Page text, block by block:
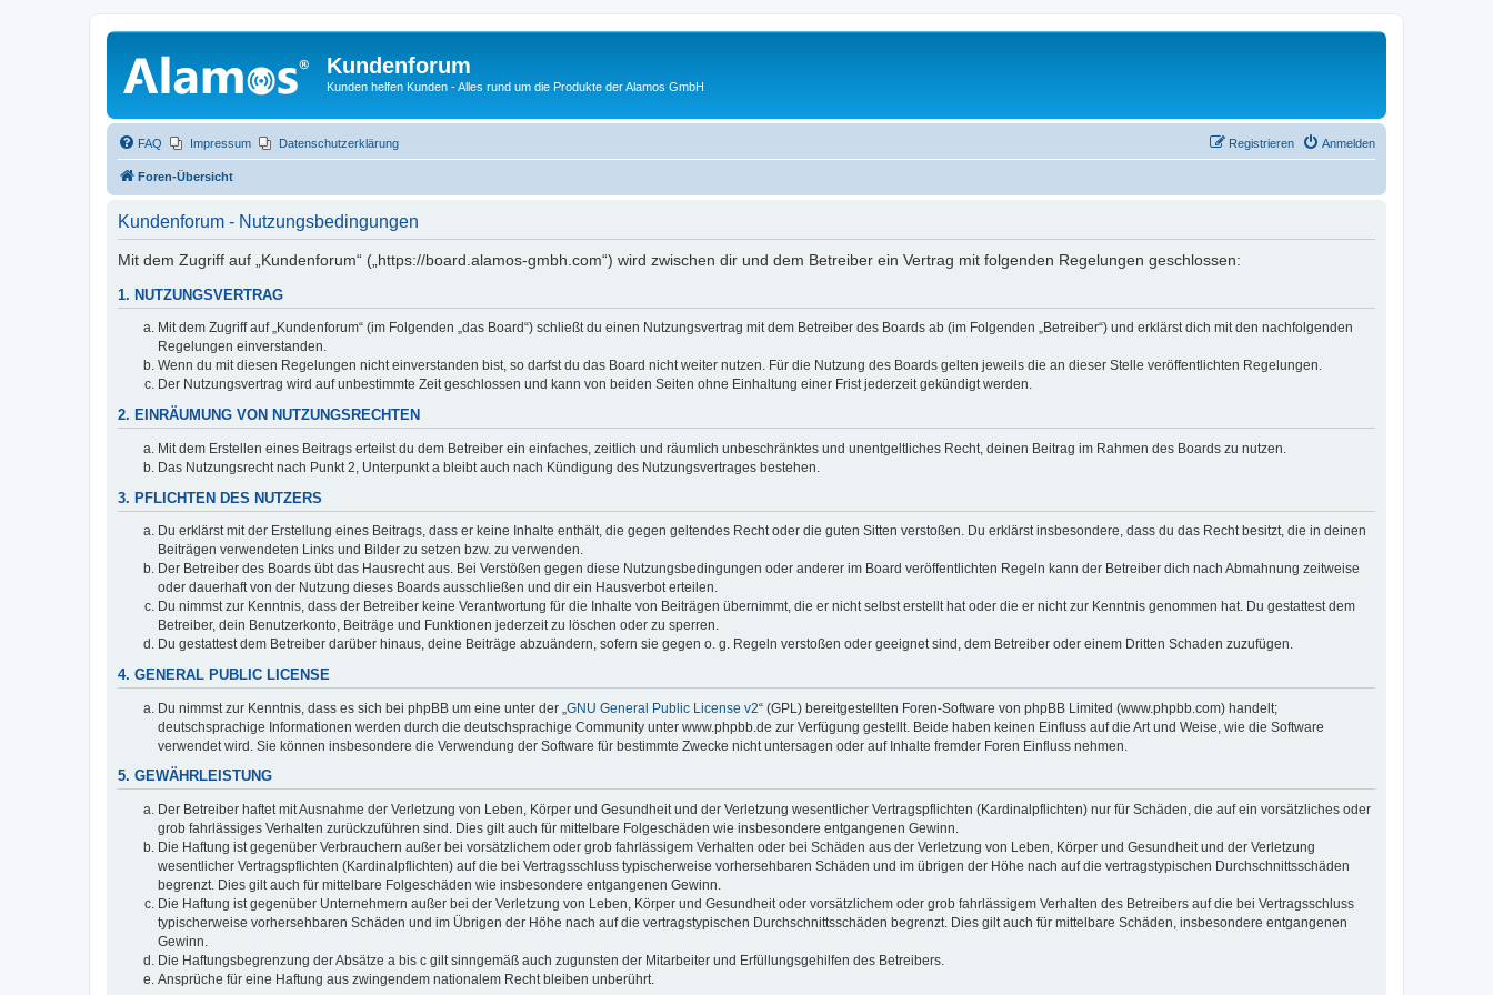
Kundenforum
Kunden helfen Kunden - Alles rund um die Produkte der Alamos GmbH
FAQ Impressum Datenschutzerklärung Anmelden
Registrieren
Foren-Übersicht
Kundenforum - Nutzungsbedingungen
Mit dem Zugriff auf „Kundenforum“ („https://board.alamos-gmbh.com“) wird zwischen dir und dem Betreiber ein Vertrag mit folgenden Regelungen geschlossen:
1. NUTZUNGSVERTRAG
Mit dem Zugriff auf „Kundenforum“ (im Folgenden „das Board“) schließt du einen Nutzungsvertrag mit dem Betreiber des Boards ab (im Folgenden „Betreiber“) und erklärst dich mit den nachfolgenden
Regelungen einverstanden.
Wenn du mit diesen Regelungen nicht einverstanden bist, so darfst du das Board nicht weiter nutzen. Für die Nutzung des Boards gelten jeweils die an dieser Stelle veröffentlichten Regelungen.
Der Nutzungsvertrag wird auf unbestimmte Zeit geschlossen und kann von beiden Seiten ohne Einhaltung einer Frist jederzeit gekündigt werden.
2. EINRÄUMUNG VON NUTZUNGSRECHTEN
Mit dem Erstellen eines Beitrags erteilst du dem Betreiber ein einfaches, zeitlich und räumlich unbeschränktes und unentgeltliches Recht, deinen Beitrag im Rahmen des Boards zu nutzen.
Das Nutzungsrecht nach Punkt 2, Unterpunkt a bleibt auch nach Kündigung des Nutzungsvertrages bestehen.
3. PFLICHTEN DES NUTZERS
Du erklärst mit der Erstellung eines Beitrags, dass er keine Inhalte enthält, die gegen geltendes Recht oder die guten Sitten verstoßen. Du erklärst insbesondere, dass du das Recht besitzt, die in deinen
Beiträgen verwendeten Links und Bilder zu setzen bzw. zu verwenden.
Der Betreiber des Boards übt das Hausrecht aus. Bei Verstößen gegen diese Nutzungsbedingungen oder anderer im Board veröffentlichten Regeln kann der Betreiber dich nach Abmahnung zeitweise
oder dauerhaft von der Nutzung dieses Boards ausschließen und dir ein Hausverbot erteilen.
Du nimmst zur Kenntnis, dass der Betreiber keine Verantwortung für die Inhalte von Beiträgen übernimmt, die er nicht selbst erstellt hat oder die er nicht zur Kenntnis genommen hat. Du gestattest dem
Betreiber, dein Benutzerkonto, Beiträge und Funktionen jederzeit zu löschen oder zu sperren.
Du gestattest dem Betreiber darüber hinaus, deine Beiträge abzuändern, sofern sie gegen o. g. Regeln verstoßen oder geeignet sind, dem Betreiber oder einem Dritten Schaden zuzufügen.
4. GENERAL PUBLIC LICENSE
Du nimmst zur Kenntnis, dass es sich bei phpBB um eine unter der „ GNU General Public License v2“ (GPL) bereitgestellten Foren-Software von phpBB Limited (www.phpbb.com) handelt;
deutschsprachige Informationen werden durch die deutschsprachige Community unter www.phpbb.de zur Verfügung gestellt. Beide haben keinen Einfluss auf die Art und Weise, wie die Software
verwendet wird. Sie können insbesondere die Verwendung der Software für bestimmte Zwecke nicht untersagen oder auf Inhalte fremder Foren Einfluss nehmen.
5. GEWÄHRLEISTUNG
Der Betreiber haftet mit Ausnahme der Verletzung von Leben, Körper und Gesundheit und der Verletzung wesentlicher Vertragspflichten (Kardinalpflichten) nur für Schäden, die auf ein vorsätzliches oder
grob fahrlässiges Verhalten zurückzuführen sind. Dies gilt auch für mittelbare Folgeschäden wie insbesondere entgangenen Gewinn.
Die Haftung ist gegenüber Verbrauchern außer bei vorsätzlichem oder grob fahrlässigem Verhalten oder bei Schäden aus der Verletzung von Leben, Körper und Gesundheit und der Verletzung
wesentlicher Vertragspflichten (Kardinalpflichten) auf die bei Vertragsschluss typischerweise vorhersehbaren Schäden und im übrigen der Höhe nach auf die vertragstypischen Durchschnittsschäden
begrenzt. Dies gilt auch für mittelbare Folgeschäden wie insbesondere entgangenen Gewinn.
Die Haftung ist gegenüber Unternehmern außer bei der Verletzung von Leben, Körper und Gesundheit oder vorsätzlichem oder grob fahrlässigem Verhalten des Betreibers auf die bei Vertragsschluss
typischerweise vorhersehbaren Schäden und im Übrigen der Höhe nach auf die vertragstypischen Durchschnittsschäden begrenzt. Dies gilt auch für mittelbare Schäden, insbesondere entgangenen
Gewinn.
Die Haftungsbegrenzung der Absätze a bis c gilt sinngemäß auch zugunsten der Mitarbeiter und Erfüllungsgehilfen des Betreibers.
Ansprüche für eine Haftung aus zwingendem nationalem Recht bleiben unberührt.